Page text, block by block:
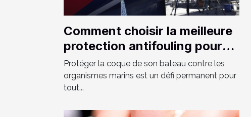
Comment choisir la meilleure
protection antifouling pour
votre bateau ?
Protéger la coque de son bateau contre les
organismes marins est un défi permanent pour
tout...